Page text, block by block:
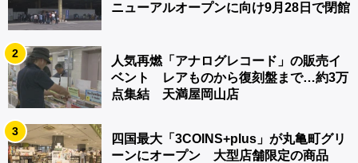
ニューアルオープンに向け9月28日で閉館
2
人気再燃「アナログレコード」の販売イ
ベント レアものから復刻盤まで…約3万
点集結 天満屋岡山店
3
四国最大「3COINS+plus」が丸亀町グリ
ーンにオープン 大型店舗限定の商品